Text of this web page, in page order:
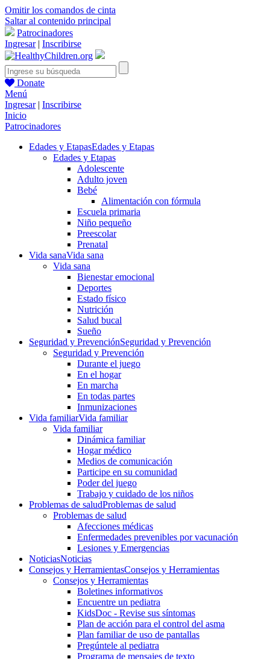
Omitir los comandos de cinta
Saltar al contenido principal
Patrocinadores
Ingresar| Inscribirse
Donate
Menú
Ingresar| Inscribirse
Inicio
Patrocinadores
Edades y EtapasEdades y Etapas
Edades y Etapas
Adolescente
Adulto joven
Bebé
Alimentación con fórmula
Escuela primaria
Niño pequeño
Preescolar
Prenatal
Vida sanaVida sana
Vida sana
Bienestar emocional
Deportes
Estado físico
Nutrición
Salud bucal
Sueño
Seguridad y PrevenciónSeguridad y Prevención
Seguridad y Prevención
Durante el juego
En el hogar
En marcha
En todas partes
Inmunizaciones
Vida familiarVida familiar
Vida familiar
Dinámica familiar
Hogar médico
Medios de comunicación
Participe en su comunidad
Poder del juego
Trabajo y cuidado de los niños
Problemas de saludProblemas de salud
Problemas de salud
Afecciones médicas
Enfermedades prevenibles por vacunación
Lesiones y Emergencias
NoticiasNoticias
Consejos y HerramientasConsejos y Herramientas
Consejos y Herramientas
Boletines informativos
Encuentre un pediatra
KidsDoc - Revise sus síntomas
Plan de acción para el control del asma
Plan familiar de uso de pantallas
Pregúntele al pediatra
Programa de mensajes de texto